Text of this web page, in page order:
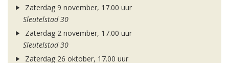
Zaterdag 9 november, 17.00 uur
Sleutelstad 30
Zaterdag 2 november, 17.00 uur
Sleutelstad 30
Zaterdag 26 oktober, 17.00 uur